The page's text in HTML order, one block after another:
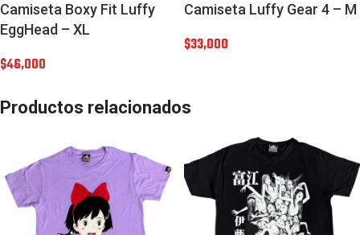
Camiseta Boxy Fit Luffy
EggHead – XL
$46,000
Camiseta Luffy Gear 4 – M
$33,000
Productos relacionados